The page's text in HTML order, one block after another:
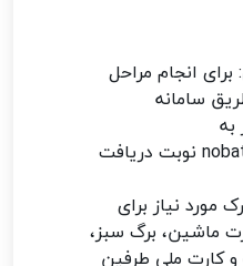
انجام مراحل
سامانه
نشانی nobatdehi.epolice.ir نوبت دریافت
مورد نیاز برای
ماشین، برگ سبز،
کارت ملی طرفین